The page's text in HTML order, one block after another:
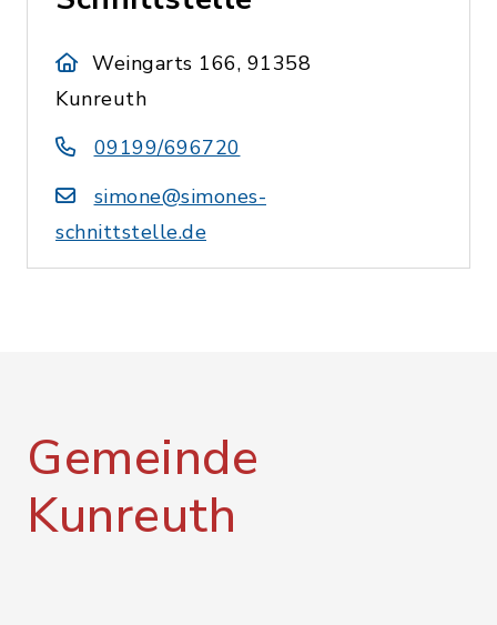
Weingarts 166, 91358
Kunreuth
09199/696720
simone@simones-
schnittstelle.de
Gemeinde
Kunreuth